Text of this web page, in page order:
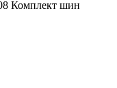
Комплект шин